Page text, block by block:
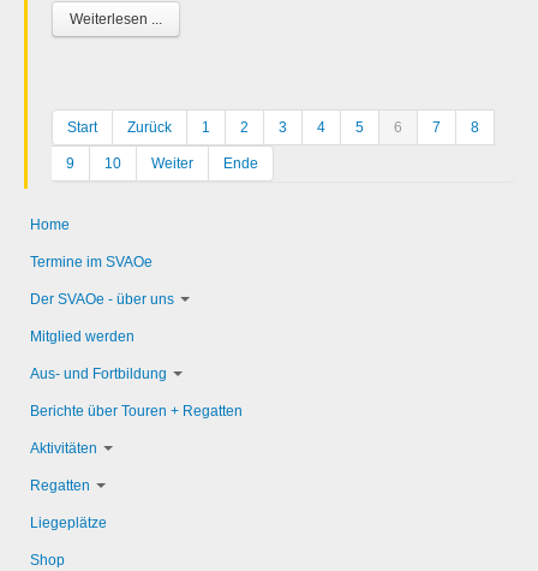
Weiterlesen ...
Start Zurück 1 2 3 4 5 6 7 8
9 10 Weiter Ende
Home
Termine im SVAOe
Der SVAOe - über uns
Mitglied werden
Aus- und Fortbildung
Berichte über Touren + Regatten
Aktivitäten
Regatten
Liegeplätze
Shop